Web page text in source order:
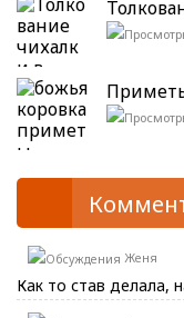
Женя
Как то став делала,